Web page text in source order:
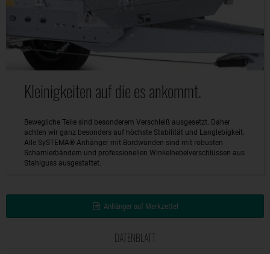
Kleinigkeiten auf die es ankommt.
Bewegliche Teile sind besonderem Verschleiß ausgesetzt. Daher
achten wir ganz besonders auf höchste Stabilität und Langlebigkeit.
Alle SySTEMA® Anhänger mit Bordwänden sind mit robusten
Scharnierbändern und professionellen Winkelhebelverschlüssen aus
Stahlguss ausgestattet.
Anhänger auf Merkzettel
DATENBLATT